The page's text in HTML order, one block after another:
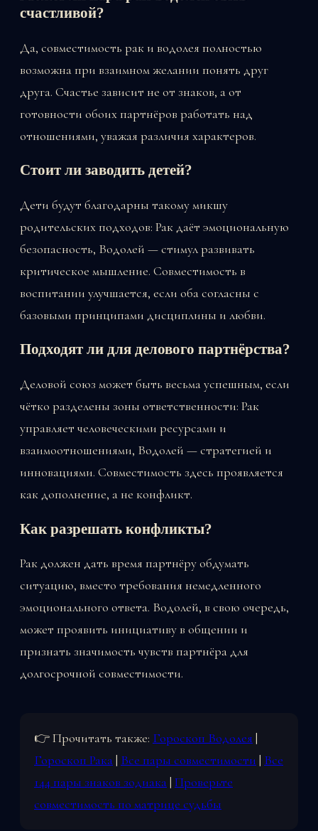
счастливой?
Да, совместимость рак и водолея полностью
возможна при взаимном желании понять друг
друга. Счастье зависит не от знаков, а от
готовности обоих партнёров работать над
отношениями, уважая различия характеров.
Стоит ли заводить детей?
Дети будут благодарны такому микшу
родительских подходов: Рак даёт эмоциональную
безопасность, Водолей — стимул развивать
критическое мышление. Совместимость в
воспитании улучшается, если оба согласны с
базовыми принципами дисциплины и любви.
Подходят ли для делового партнёрства?
Деловой союз может быть весьма успешным, если
чётко разделены зоны ответственности: Рак
управляет человеческими ресурсами и
взаимоотношениями, Водолей — стратегией и
инновациями. Совместимость здесь проявляется
как дополнение, а не конфликт.
Как разрешать конфликты?
Рак должен дать время партнёру обдумать
ситуацию, вместо требования немедленного
эмоционального ответа. Водолей, в свою очередь,
может проявить инициативу в общении и
признать значимость чувств партнёра для
долгосрочной совместимости.
👉 Прочитать также: Гороскоп Водолея |
Гороскоп Рака| Все пары совместимости | Все
144 пары знаков зодиака| Проверьте
совместимость по матрице судьбы